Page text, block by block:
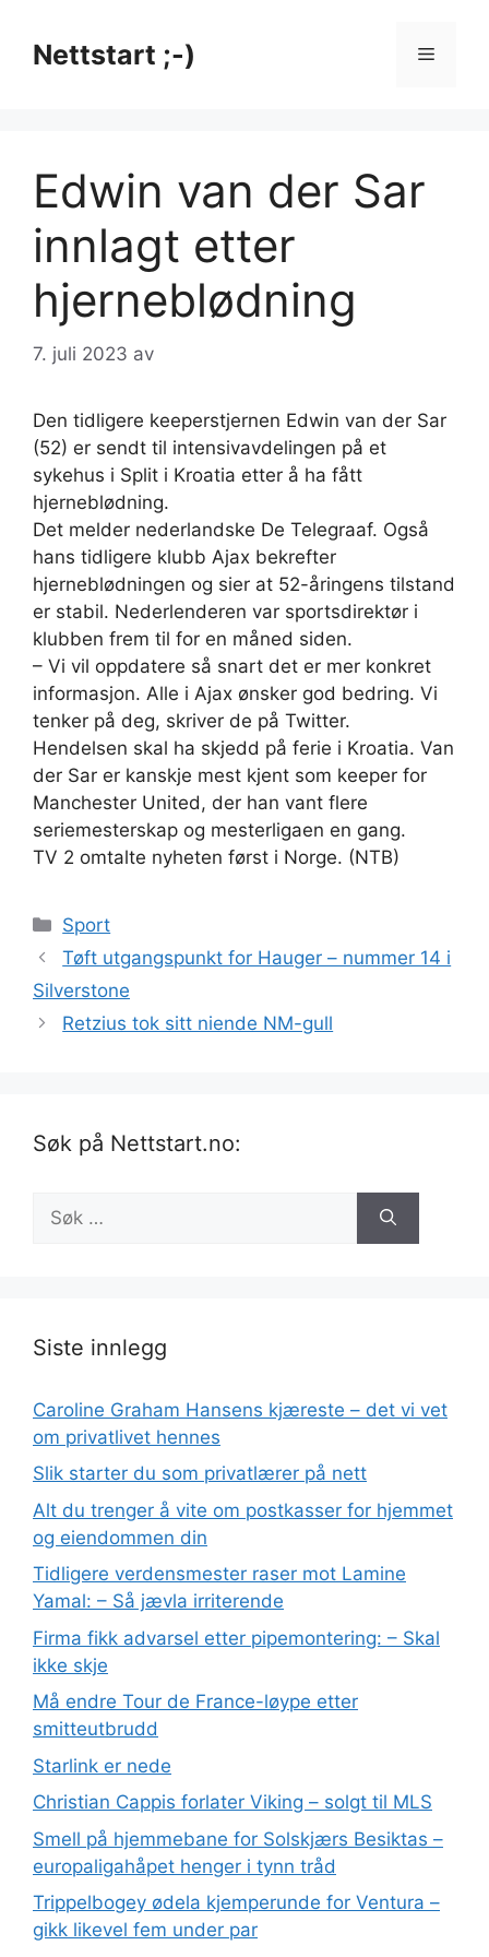
innholdNettstart ;-) Meny
Edwin van der Sar
innlagt etter
hjerneblødning
7. juli 2023 av
Den tidligere keeperstjernen Edwin van der Sar
(52) er sendt til intensivavdelingen på et
sykehus i Split i Kroatia etter å ha fått
hjerneblødning.
Det melder nederlandske De Telegraaf. Også
hans tidligere klubb Ajax bekrefter
hjerneblødningen og sier at 52-åringens tilstand
er stabil. Nederlenderen var sportsdirektør i
klubben frem til for en måned siden.
– Vi vil oppdatere så snart det er mer konkret
informasjon. Alle i Ajax ønsker god bedring. Vi
tenker på deg, skriver de på Twitter.
Hendelsen skal ha skjedd på ferie i Kroatia. Van
der Sar er kanskje mest kjent som keeper for
Manchester United, der han vant flere
seriemesterskap og mesterligaen en gang.
TV 2 omtalte nyheten først i Norge. (NTB)
Kategorier
Sport
Tøft utgangspunkt for Hauger – nummer 14 i
Silverstone
Retzius tok sitt niende NM-gull
Søk på Nettstart.no:
etter:
Siste innlegg
Caroline Graham Hansens kjæreste – det vi vet
om privatlivet hennes
Slik starter du som privatlærer på nett
Alt du trenger å vite om postkasser for hjemmet
og eiendommen din
Tidligere verdensmester raser mot Lamine
Yamal: – Så jævla irriterende
Firma fikk advarsel etter pipemontering: – Skal
ikke skje
Må endre Tour de France-løype etter
smitteutbrudd
Starlink er nede
Christian Cappis forlater Viking – solgt til MLS
Smell på hjemmebane for Solskjærs Besiktas –
europaligahåpet henger i tynn tråd
Trippelbogey ødela kjemperunde for Ventura –
gikk likevel fem under par